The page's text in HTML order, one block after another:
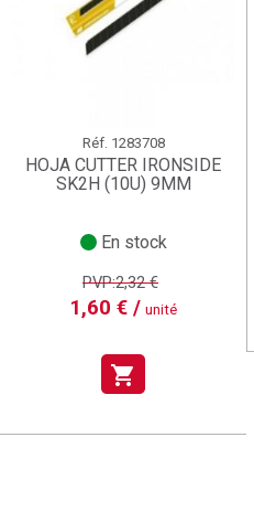
Créer une
Réf. 1283708
HOJA CUTTER IRONSIDE
SK2H (10U) 9MM
En stock
PVP:2,32 €
1,60 € / unité
shopping_cart